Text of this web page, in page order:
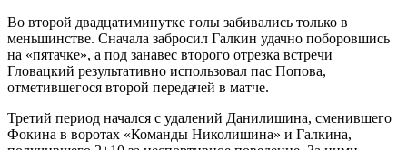
Во второй двадцатиминутке голы забивались только в
меньшинстве. Сначала забросил Галкин удачно поборовшись
на «пятачке», а под занавес второго отрезка встречи
Гловацкий результативно использовал пас Попова,
отметившегося второй передачей в матче.
Третий период начался с удалений Данилишина, сменившего
Фокина в воротах «Команды Николишина» и Галкина,